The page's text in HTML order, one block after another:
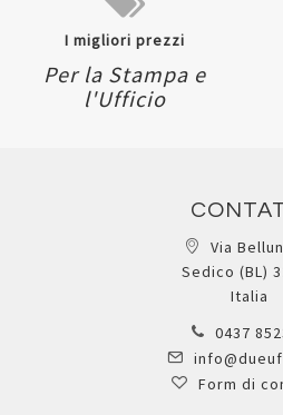
I migliori prezzi
Per la Stampa e
l'Ufficio
Via
Sedico (BL)
Italia
0437
Form di